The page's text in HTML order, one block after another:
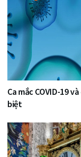
Ca mắc COVID-19
biệt